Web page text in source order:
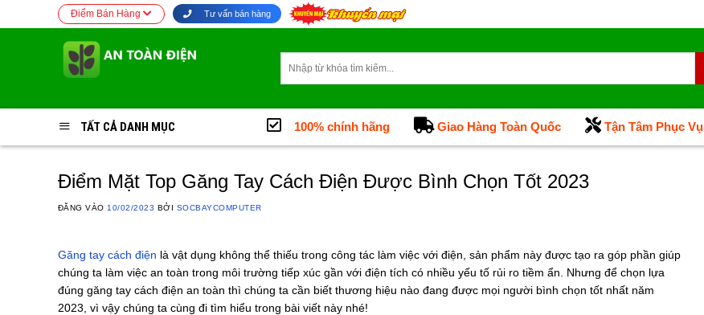
qua
Điểm Bán Hàng Tư vấn bán hàng
kiếm:
TẤT CẢ DANH MỤC 100% chính hãng Giao Hàng Toàn Quốc Tận Tâm Phục Vụ
Điểm Mặt Top Găng Tay Cách Điện Được Bình Chọn Tốt 2023
ĐĂNG VÀO 10/02/2023 BỞI SOCBAYCOMPUTER
Găng tay cách điện là vật dụng không thể thiếu trong công tác làm việc với điện, sản phẩm này được tạo ra góp phần giúp
chúng ta làm việc an toàn trong môi trường tiếp xúc gần với điện tích có nhiều yếu tố rủi ro tiềm ẩn. Nhưng để chọn lựa
đúng găng tay cách điện an toàn thì chúng ta cần biết thương hiệu nào đang được mọi người bình chọn tốt nhất năm
2023, vì vậy chúng ta cùng đi tìm hiểu trong bài viết này nhé!